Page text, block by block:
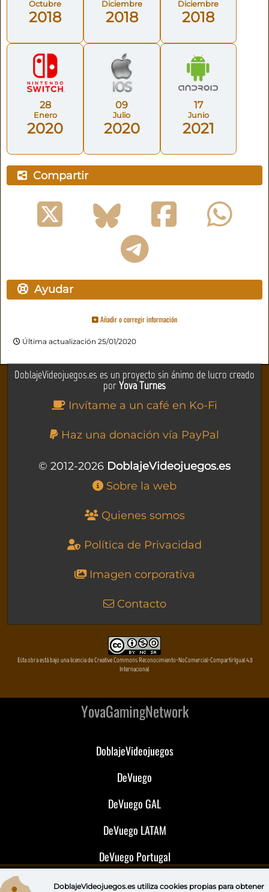
Octubre
2018
Diciembre
2018
Diciembre
2018
28
Enero
2020
09
Julio
2020
17
Junio
2021
Compartir
Ayudar
Añadir o corregir información
Última actualización 25/01/2020
DoblajeVideojuegos.es es un proyecto sin ánimo de lucro creado
porYova Turnes
Invítame a un café en Ko-Fi
Haz una donación vía PayPal
© 2012-2026 DoblajeVideojuegos.es
Sobre la web
Quienes somos
Política de Privacidad
Imagen corporativa
Contacto
Esta obra está bajo una licencia de Creative Commons Reconocimiento-NoComercial-CompartirIgual 4.0
Internacional
YovaGamingNetwork
DoblajeVideojuegos
DeVuego
DeVuego GAL
DeVuego LATAM
DeVuego Portugal
DoblajeVideojuegos.es utiliza cookies propiaspara obtener